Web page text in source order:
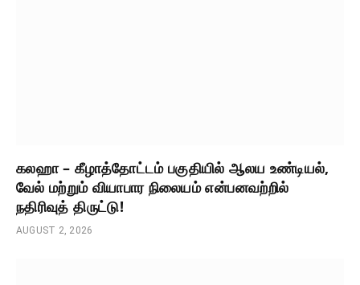
கலஹா – கீழாத்தோட்டம் பகுதியில் ஆலய உண்டியல்,
வேல் மற்றும் வியாபார நிலையம் என்பனவற்றில்
நதிரிவுத் திருட்டு!
AUGUST 2, 2026